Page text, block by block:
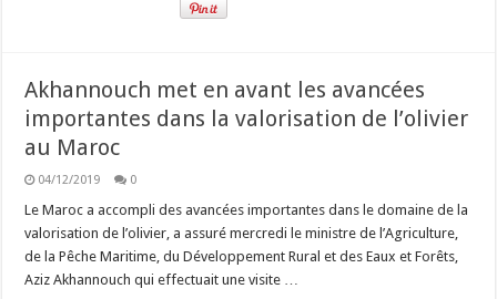
Akhannouch met en avant les avancées
importantes dans la valorisation de l’olivier
au Maroc
04/12/2019 0
Le Maroc a accompli des avancées importantes dans le domaine de la
valorisation de l’olivier, a assuré mercredi le ministre de l’Agriculture,
de la Pêche Maritime, du Développement Rural et des Eaux et Forêts,
Aziz Akhannouch qui effectuait une visite …